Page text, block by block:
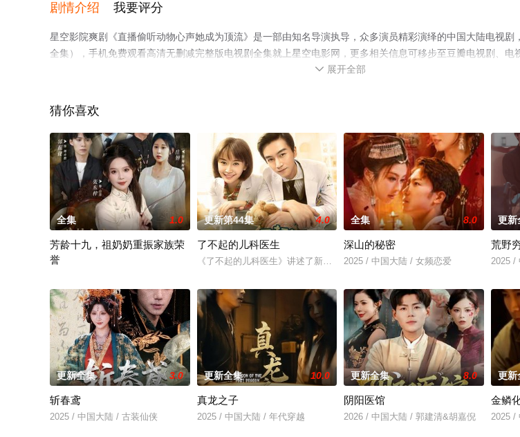
剧情介绍 我要评分
星空影院爽剧《直播偷听动物心声她成为顶流》是一部由知名导演执导，众多演员精彩演绎的中国大陆电视剧
全集），手机免费观看高清无删减完整版电视剧全集就上星空电影网，更多相关信息可移步至豆瓣电视剧、电
 展开全部
猜你喜欢
全集 1.0
芳龄十九，祖奶奶重振家族荣
誉
更新第44集 4.0
了不起的儿科医生
《了不起的儿科医生》讲述了新一代年轻人在“儿科医生”这个特殊岗位上成长与
全集 8.0
深山的秘密
2025 / 中国大陆 / 女频恋爱
更新
荒野
2025 /
更新全集 3.0
斩春鸢
2025 / 中国大陆 / 古装仙侠
更新全集 10.0
真龙之子
2025 / 中国大陆 / 年代穿越
更新全集 8.0
阴阳医馆
2026 / 中国大陆 / 郭建清&胡嘉倪
更新
金鳞
2025 /